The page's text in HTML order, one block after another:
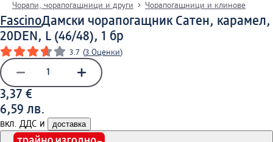
Чорапи, чорапогащници и други
Чорапогащници и клинове
FascinoДамски чорапогащник Сатен, карамел,
20DEN, L (46/48), 1 бр
3.7 (3 Оценки)
3,37 €
6,59 лв.
вкл. ДДС и доставка